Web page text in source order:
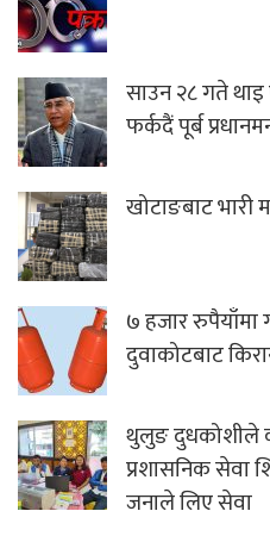
साउन २८ गते
फर्कदैं पूर्ब
खोटाङबाट भारी
७ हजार रुपैयाँमा
दुवाकोटबाट
थुलुङ दुधकोशीले
प्रशासनिक सेवा
जनाले लिए सेवा